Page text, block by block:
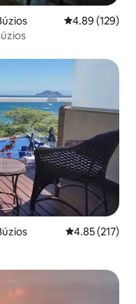
Calificación
4.89 (129)
Calificación
4.85 (217)